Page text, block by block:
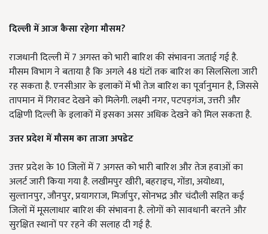
दिल्ली में आज कैसा रहेगा मौसम?
राजधानी दिल्ली में 7 अगस्त को भारी बारिश की संभावना जताई गई है.
मौसम विभाग ने बताया है कि अगले 48 घंटों तक बारिश का सिलसिला जारी
रह सकता है. एनसीआर के इलाकों में भी तेज बारिश का पूर्वानुमान है, जिससे
तापमान में गिरावट देखने को मिलेगी. लक्ष्मी नगर, पटपड़गंज, उत्तरी और
दक्षिणी दिल्ली के इलाकों में इसका असर अधिक देखने को मिल सकता है.
उत्तर प्रदेश में मौसम का ताजा अपडेट
उत्तर प्रदेश के 10 जिलों में 7 अगस्त को भारी बारिश और तेज हवाओं का
अलर्ट जारी किया गया है. लखीमपुर खीरी, बहराइच, गोंडा, अयोध्या,
सुल्तानपुर, जौनपुर, प्रयागराज, मिर्जापुर, सोनभद्र और चंदौली सहित कई
जिलों में मूसलाधार बारिश की संभावना है. लोगों को सावधानी बरतने और
सुरक्षित स्थानों पर रहने की सलाह दी गई है.